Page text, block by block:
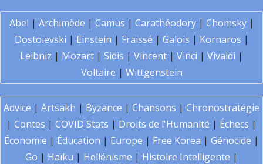
Abel | Archimède | Camus | Carathéodory| Chomsky|
Dostoïevski | Einstein | Fraïssé | Galois | Kornaros |
Leibniz | Mozart | Sidis | Vincent | Vinci | Vivaldi |
Voltaire | Wittgenstein
Advice | Artsakh | Byzance | Chansons | Chronostratégie
| Contes | COVID Stats | Droits de l'Humanité | Échecs |
Économie | Éducation | Europe | Free Korea | Génocide |
Go | Haïku | Hellénisme | Histoire Intelligente |